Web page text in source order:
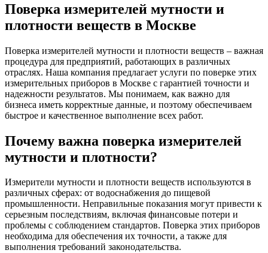
Поверка измерителей мутности и
плотности веществ в Москве
Поверка измерителей мутности и плотности веществ – важная
процедура для предприятий, работающих в различных
отраслях. Наша компания предлагает услуги по поверке этих
измерительных приборов в Москве с гарантией точности и
надежности результатов. Мы понимаем, как важно для
бизнеса иметь корректные данные, и поэтому обеспечиваем
быстрое и качественное выполнение всех работ.
Почему важна поверка измерителей
мутности и плотности?
Измерители мутности и плотности веществ используются в
различных сферах: от водоснабжения до пищевой
промышленности. Неправильные показания могут привести к
серьезным последствиям, включая финансовые потери и
проблемы с соблюдением стандартов. Поверка этих приборов
необходима для обеспечения их точности, а также для
выполнения требований законодательства.